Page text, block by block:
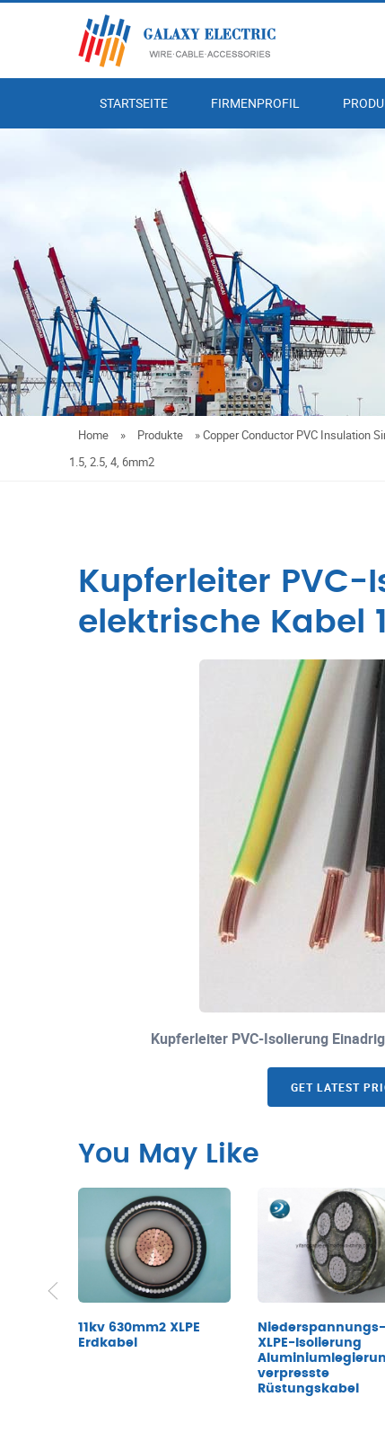
STARTSEITE FIRMENPROFIL
Home » Produkte »Copper Conductor PVC Insulation
1.5, 2.5, 4, 6mm2
Kupferleiter
elektrische Kabel
Kupferleiter PVC-Isolierung
GET LATEST
You May Like
11kv 630mm2 XLPE
Erdkabel
Niederspannungs-
XLPE-Isolierung
verpresste
Rüstungskabel